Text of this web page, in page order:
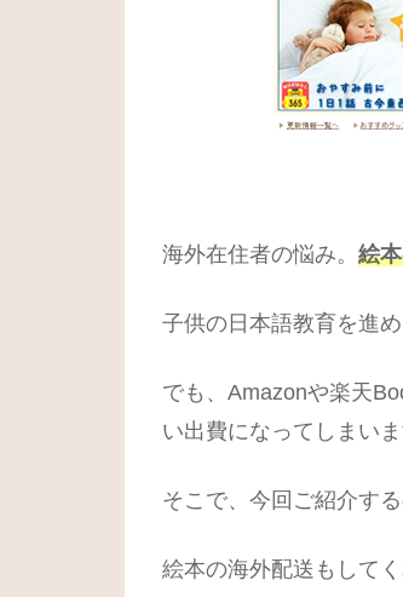
海外在住者の悩み。 絵
子供の日本語教育を進
でも、Amazonや楽天
い出費になってしまいま
そこで、今回ご紹介す
絵本の海外配送もして